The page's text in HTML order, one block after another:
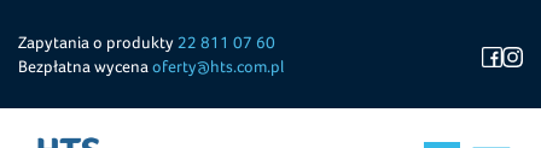
Zapytania o produkty 22 811 07 60
Bezpłatna wycena oferty@hts.com.pl